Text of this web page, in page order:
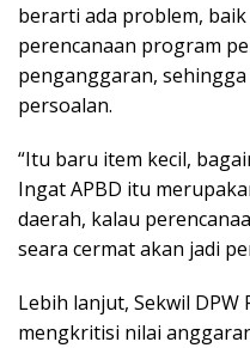
berarti ada problem,
perencanaan program
penganggaran,
persoalan.
“Itu baru item kecil,
Ingat APBD itu
daerah, kalau
seara cermat akan jadi
Lebih lanjut, Sekwil
mengkritisi nilai